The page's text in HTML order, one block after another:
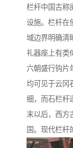
栏杆中国古称
设施。栏杆在
域边界明确清
礼器座上有类
六朝盛行钩片
均可见于云冈
细，而石栏杆
末以后，西方
国。现代栏杆